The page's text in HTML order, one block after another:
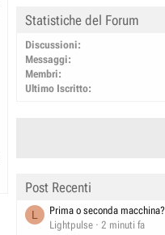
Statistiche del Forum
Discussioni
Messaggi
Membri
Ultimo Iscritto
Post Recenti
L
Prima o seconda macchina?
Lightpulse
2 minuti fa